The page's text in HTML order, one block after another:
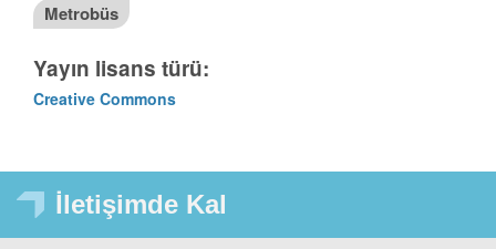
Metrobüs
Yayın lisans türü:
Creative Commons
İletişimde Kal